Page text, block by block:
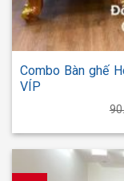
Combo Bàn ghế
VÍP